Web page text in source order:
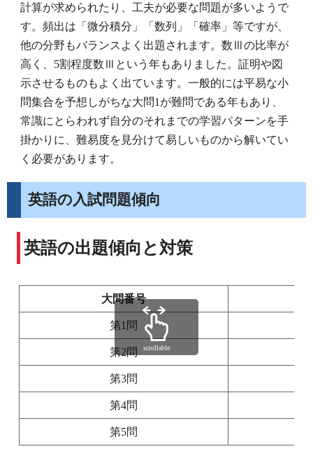
計算が求められたり、工夫が必要な問題が多いようで
す。頻出は「微分積分」「数列」「確率」等ですが、
他の分野もバランスよく出題されます。数Ⅲの比率が
高く、5割程度数Ⅲという年もありました。証明や図
示させるものもよく出ています。一般的には平易な小
問集合を予想しがちな大問1が難問である年もあり、
常識にとらわれず自分のそれまでの学習パターンを手
掛かりに、難易度を見分けて易しいものから解いてい
く必要があります。
英語の入試問題傾向
英語の出題傾向と対策
大問番号
第1問
第2問
第3問
第4問
第5問
scrollable